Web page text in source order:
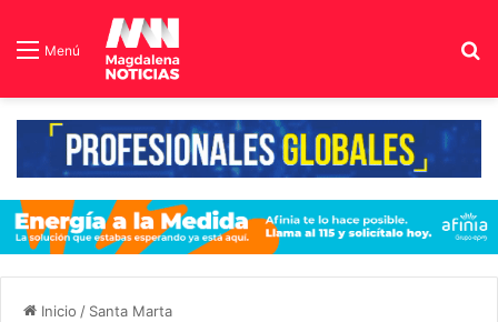
Menú
Inicio / Santa Marta